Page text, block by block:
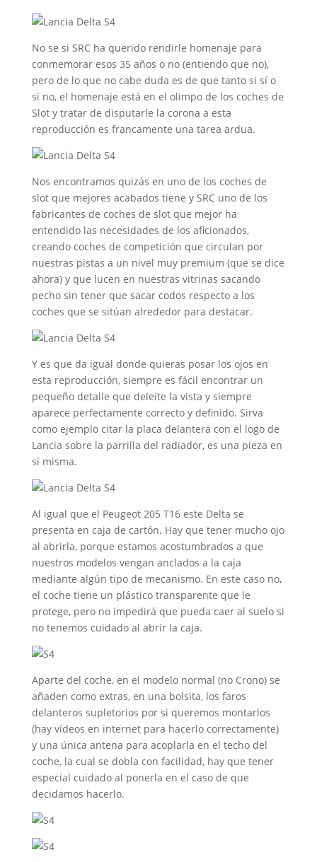
No se si SRC ha querido rendirle homenaje para
conmemorar esos 35 años o no (entiendo que no),
pero de lo que no cabe duda es de que tanto si sí o
si no, el homenaje está en el olimpo de los coches de
Slot y tratar de disputarle la corona a esta
reproducción es francamente una tarea ardua.
Nos encontramos quizás en uno de los coches de
slot que mejores acabados tiene y SRC uno de los
fabricantes de coches de slot que mejor ha
entendido las necesidades de los aficionados,
creando coches de competición que circulan por
nuestras pistas a un nivel muy premium (que se dice
ahora) y que lucen en nuestras vitrinas sacando
pecho sin tener que sacar codos respecto a los
coches que se sitúan alrededor para destacar.
Y es que da igual donde quieras posar los ojos en
esta reproducción, siempre es fácil encontrar un
pequeño detalle que deleite la vista y siempre
aparece perfectamente correcto y definido. Sirva
como ejemplo citar la placa delantera con el logo de
Lancia sobre la parrilla del radiador, es una pieza en
sí misma.
Al igual que el Peugeot 205 T16 este Delta se
presenta en caja de cartón. Hay que tener mucho ojo
al abrirla, porque estamos acostumbrados a que
nuestros modelos vengan anclados a la caja
mediante algún tipo de mecanismo. En este caso no,
el coche tiene un plástico transparente que le
protege, pero no impedirá que pueda caer al suelo si
no tenemos cuidado al abrir la caja.
Aparte del coche, en el modelo normal (no Crono) se
añaden como extras, en una bolsita, los faros
delanteros supletorios por si queremos montarlos
(hay vídeos en internet para hacerlo correctamente)
y una única antena para acoplarla en el techo del
coche, la cual se dobla con facilidad, hay que tener
especial cuidado al ponerla en el caso de que
decidamos hacerlo.